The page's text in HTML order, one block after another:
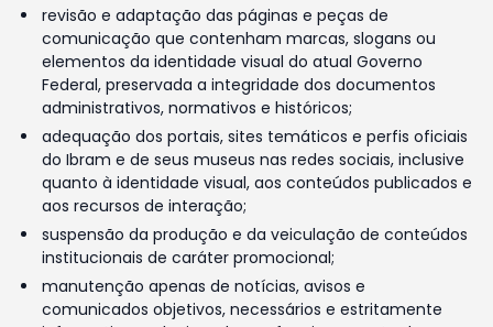
revisão e adaptação das páginas e peças de
comunicação que contenham marcas, slogans ou
elementos da identidade visual do atual Governo
Federal, preservada a integridade dos documentos
administrativos, normativos e históricos;
adequação dos portais, sites temáticos e perfis oficiais
do Ibram e de seus museus nas redes sociais, inclusive
quanto à identidade visual, aos conteúdos publicados e
aos recursos de interação;
suspensão da produção e da veiculação de conteúdos
institucionais de caráter promocional;
manutenção apenas de notícias, avisos e
comunicados objetivos, necessários e estritamente